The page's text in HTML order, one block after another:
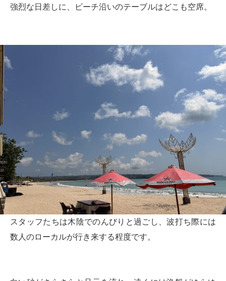
強烈な日差しに、ビーチ沿いのテーブルはどこも空席。
スタッフたちは木陰でのんびりと過ごし、波打ち際には
数人のローカルが行き来する程度です。